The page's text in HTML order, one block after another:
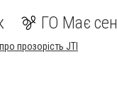
ГО Має
прозорість JTI